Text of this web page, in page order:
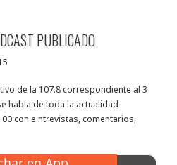
PUBLICADO
de la 107.8 correspondiente al 3
habla de toda la actualidad
con e ntrevistas, comentarios,